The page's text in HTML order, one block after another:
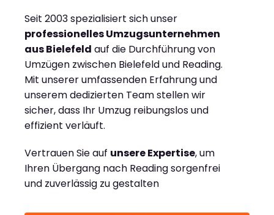
Seit 2003 spezialisiert sich unser
professionelles Umzugsunternehmen
aus Bielefeld auf die Durchführung von
Umzügen zwischen Bielefeld und Reading.
Mit unserer umfassenden Erfahrung und
unserem dedizierten Team stellen wir
sicher, dass Ihr Umzug reibungslos und
effizient verläuft.
Vertrauen Sie auf unsere Expertise, um
Ihren Übergang nach Reading sorgenfrei
und zuverlässig zu gestalten